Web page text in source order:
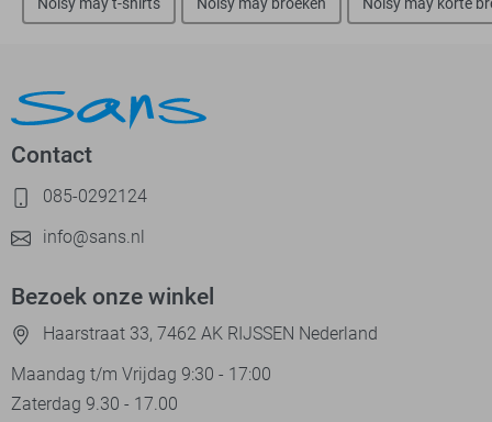
Contact
085-0292124
info@sans.nl
Bezoek onze winkel
Haarstraat 33, 7462 AK RIJSSEN Nederland
Maandag t/m Vrijdag 9:30 - 17:00
Zaterdag 9.30 - 17.00